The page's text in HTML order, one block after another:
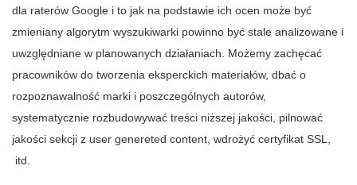
dla raterów Google i to jak na podstawie ich ocen może być
zmieniany algorytm wyszukiwarki powinno być stale analizowane i
uwzględniane w planowanych działaniach. Możemy zachęcać
pracowników do tworzenia eksperckich materiałów, dbać o
rozpoznawalność marki i poszczególnych autorów,
systematycznie rozbudowywać treści niższej jakości, pilnować
jakości sekcji z user genereted content, wdrożyć certyfikat SSL,
itd.